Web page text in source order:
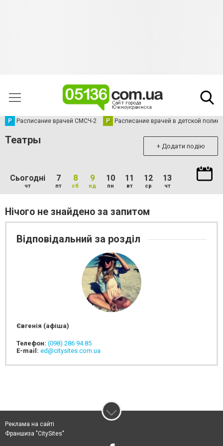
Р Расписание врачей СМСЧ-2 Р Расписание врачей в детской
Театры + Додати подію
Сьогодні
чт
7
пт
8
сб
9
нд
10
пн
11
вт
12
ср
13
чт
Нічого не знайдено за запитом
Відповідальний за розділ
Євгенія (афіша)
Телефон: (098) 286 94 85
E-mail: ed@citysites.com.ua
Реклама на сайті
Франшиза "CitySites"